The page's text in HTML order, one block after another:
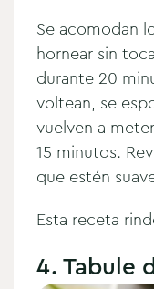
Se acomodan
hornear sin
durante 20
voltean, se
vuelven a
15 minutos.
que estén
Esta receta
4. Tabule